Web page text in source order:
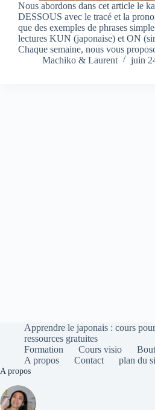
Nous abordons dans cet article le
DESSOUS avec le tracé et la
que des exemples de phrases
lectures KUN (japonaise) et ON
Chaque semaine, nous vous
Machiko & Laurent
juin
Apprendre le japonais : cours
ressources gratuites
Formation
Cours visio
A propos
Contact plan du
A propos